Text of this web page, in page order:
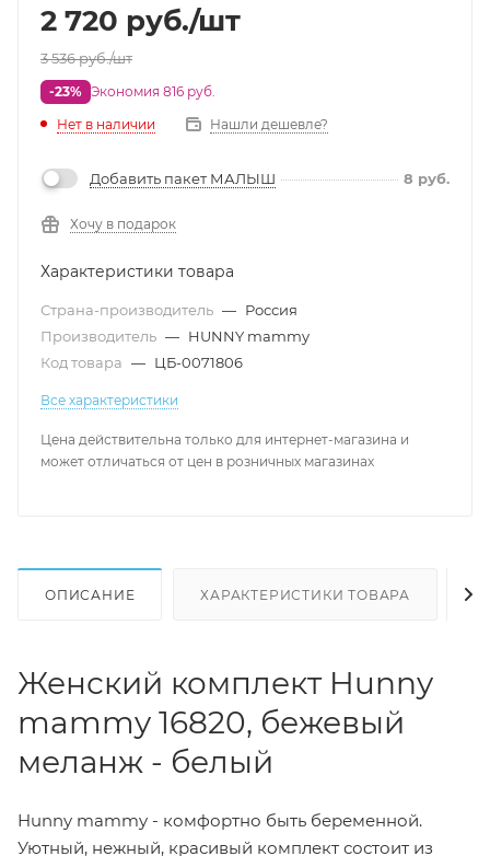
2 720 руб./шт
3 536руб./шт
-23% Экономия 816 руб.
Нет в наличии
Нашли дешевле?
Добавить пакет МАЛЫШ 8 руб.
Хочу в подарок
Характеристики товара
Страна-производитель — Россия
Производитель — HUNNY mammy
Код товара — ЦБ-0071806
Все характеристики
Цена действительна только для интернет-магазина и
может отличаться от цен в розничных магазинах
ОПИСАНИЕ ХАРАКТЕРИСТИКИ ТОВАРА
Женский комплект Hunny
mammy 16820, бежевый
меланж - белый
Hunny mammy - комфортно быть беременной.
Уютный, нежный, красивый комплект состоит из